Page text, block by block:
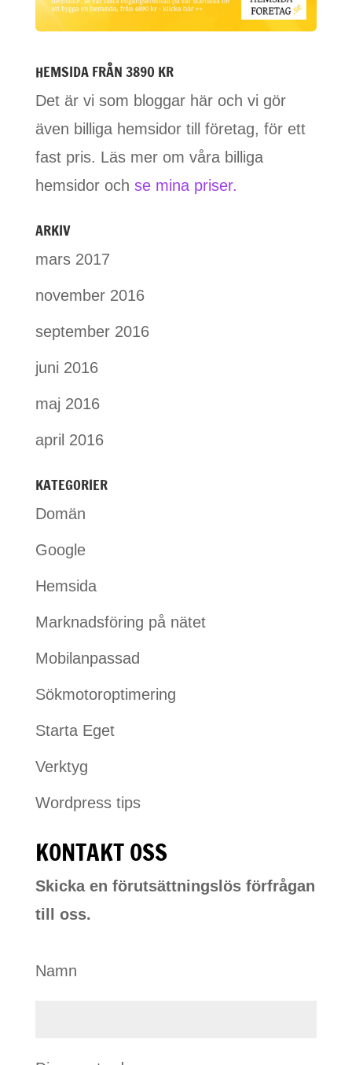
HEMSIDA FRÅN 3890 KR
Det är vi som bloggar här och vi gör
även billiga hemsidor till företag, för ett
fast pris. Läs mer om våra billiga
hemsidor och se mina priser.
ARKIV
mars 2017
november 2016
september 2016
juni 2016
maj 2016
april 2016
KATEGORIER
Domän
Google
Hemsida
Marknadsföring på nätet
Mobilanpassad
Sökmotoroptimering
Starta Eget
Verktyg
Wordpress tips
KONTAKT OSS
Skicka en förutsättningslös förfrågan
till oss.
Namn